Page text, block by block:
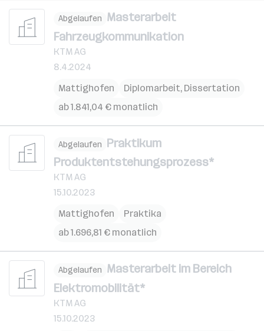
Abgelaufen Masterarbeit
Fahrzeugkommunikation
KTM AG
8.4.2024
Mattighofen
Diplomarbeit, Dissertation
ab 1.841,04 € monatlich
Abgelaufen Praktikum
Produktentstehungsprozess*
KTM AG
15.10.2023
Mattighofen
Praktika
ab 1.696,81 € monatlich
Abgelaufen Masterarbeit im Bereich
Elektromobilität*
KTM AG
15.10.2023